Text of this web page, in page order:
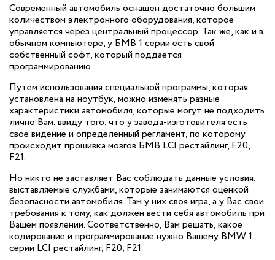
Современный автомобиль оснащен достаточно большим
количеством электронного оборудования, которое
управляется через центральный процессор. Так же, как и в
обычном компьютере, у БМВ 1 серии есть свой
собственный софт, который поддается
программированию.
Путем использования специальной программы, которая
установлена на ноутбук, можно изменять разные
характеристики автомобиля, которые могут не подходить
лично Вам, ввиду того, что у завода-изготовителя есть
свое видение и определенный регламент, по которому
происходит прошивка мозгов БМВ LCI рестайлинг, F20,
F21.
Но никто не заставляет Вас соблюдать данные условия,
выставляемые службами, которые занимаются оценкой
безопасности автомобиля. Там у них своя игра, а у Вас свои
требования к тому, как должен вести себя автомобиль при
Вашем появлении. Соответственно, Вам решать, какое
кодирование и программирование нужно Вашему BMW 1
серии LCI рестайлинг, F20, F21.